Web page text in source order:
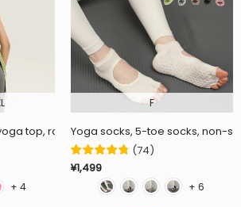
top, round neck, open back, 8 colors,
+ 4
F
Yoga socks, 5-toe socks, non-
(74)
¥1,499
+ 6